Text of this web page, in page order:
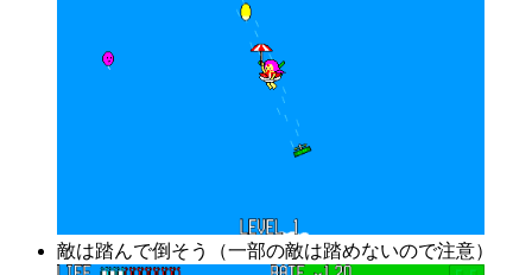
敵は踏んで倒そう（一部の敵は踏めないので注意）